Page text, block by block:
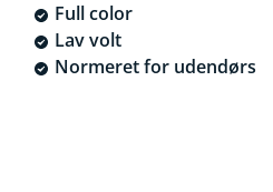
Full color
Lav volt
Normeret for udendørs